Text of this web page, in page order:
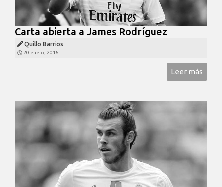
Carta abierta a James Rodríguez
Quillo Barrios
20 enero, 2016
Leer más